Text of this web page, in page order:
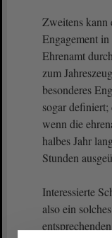
Zweitens kann
Engagement
Ehrenamt
zum
besonderes
sogar
wenn die
halbes Jahr
Stunden
Interessierte
also ein